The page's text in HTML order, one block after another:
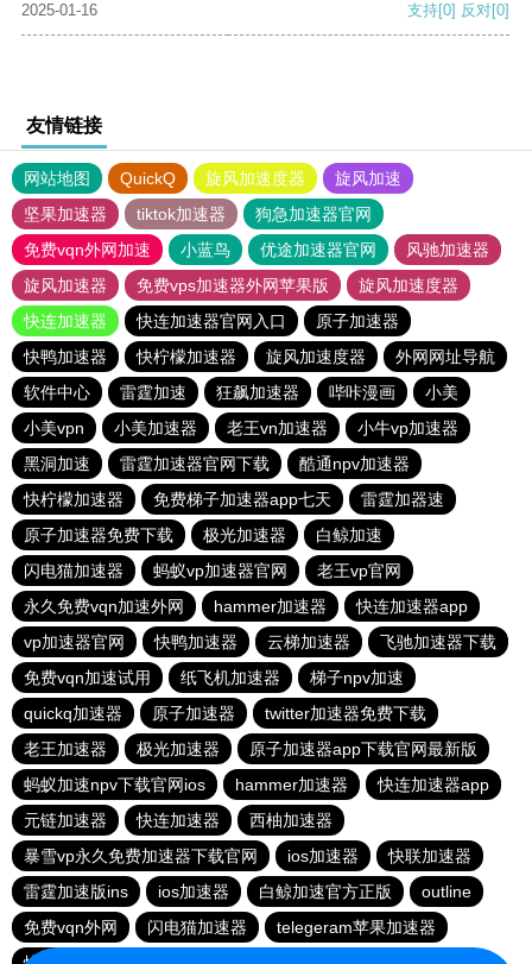
2025-01-16
支持[0] 反对[0]
友情链接
网站地图 QuickQ 旋风加速度器
旋风加速
坚果加速器
tiktok加速器
狗急加速器官网
免费vqn外网加速
小蓝鸟 优途加速器官网
风驰加速器
旋风加速器
免费vps加速器外网苹果版
旋风加速度器
快连加速器
快连加速器官网入口
原子加速器
快鸭加速器
快柠檬加速器 旋风加速度器
外网网址导航
软件中心
雷霆加速 狂飙加速器 哔咔漫画
小美
小美vpn
小美加速器 老王vn加速器
小牛vp加速器
黑洞加速
雷霆加速器官网下载
酷通npv加速器
快柠檬加速器
免费梯子加速器app七天
雷霆加器速
原子加速器免费下载
极光加速器
白鲸加速
闪电猫加速器
蚂蚁vp加速器官网
老王vp官网
永久免费vqn加速外网
hammer加速器
快连加速器app
vp加速器官网
快鸭加速器 云梯加速器
飞驰加速器下载
免费vqn加速试用
纸飞机加速器
梯子npv加速
quickq加速器
原子加速器
twitter加速器免费下载
老王加速器
极光加速器
原子加速器app下载官网最新版
蚂蚁加速npv下载官网ios
hammer加速器
快连加速器app
元链加速器
快连加速器
西柚加速器
暴雪vp永久免费加速器下载官网
ios加速器
快联加速器
雷霆加速版ins
ios加速器 白鲸加速官方正版
outline
免费vqn外网
闪电猫加速器
telegeram苹果加速器